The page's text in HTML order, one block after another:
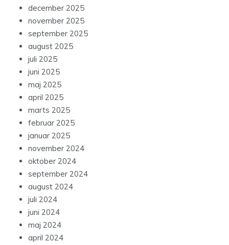
december 2025
november 2025
september 2025
august 2025
juli 2025
juni 2025
maj 2025
april 2025
marts 2025
februar 2025
januar 2025
november 2024
oktober 2024
september 2024
august 2024
juli 2024
juni 2024
maj 2024
april 2024